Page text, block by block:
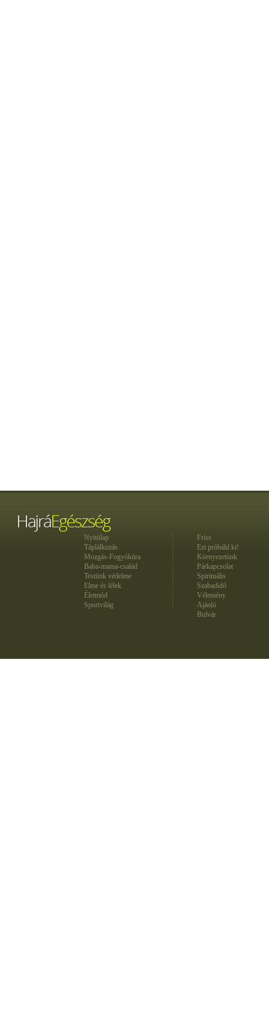
Nyitólap
Táplálkozás
Mozgás-Fogyókúra
Baba-mama-család
Testünk védelme
Elme és lélek
Életmód
Sportvilág
Friss
Ezt próbáld ki!
Környezetünk
Párkapcsolat
Spirituális
Szabadidő
Vélemény
Ajánló
Bulvár